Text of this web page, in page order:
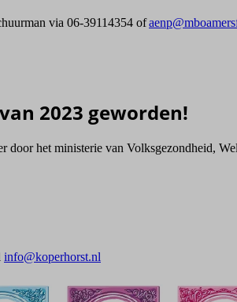
via 06-39114354 of
2023 geworden!
door het ministerie van Volksgezondheid,
info@koperhorst.nl